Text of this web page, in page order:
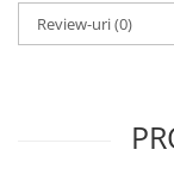
Review-uri(0)